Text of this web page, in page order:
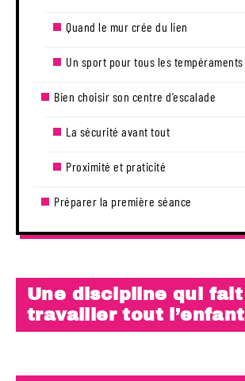
Quand le mur crée du lien
Un sport pour tous les tempéraments
Bien choisir son centre d’escalade
La sécurité avant tout
Proximité et praticité
Préparer la première séance
Une discipline qui fait
travailler tout l’enfant